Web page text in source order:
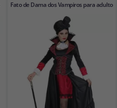
Fato de Dama dos Vampiros para adulto